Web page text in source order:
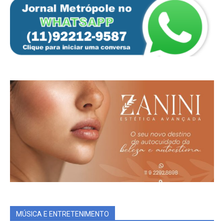
MÚSICA E ENTRETENIMENTO